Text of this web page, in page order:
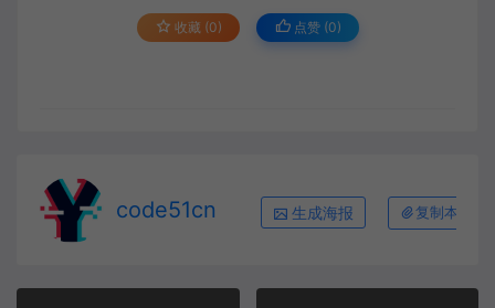
收藏 (0) 点赞 (0)
code51cn 生成海报 复制本文链